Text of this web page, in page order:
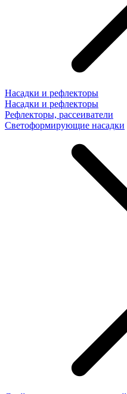
Насадки и рефлекторы
Насадки и рефлекторы
Рефлекторы, рассеиватели
Светоформирующие насадки